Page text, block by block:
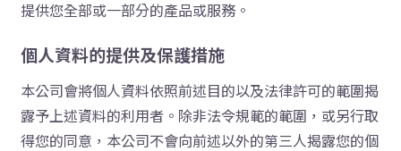
提供您全部或一部分的產品或服務。
個人資料的提供及保護措施
本公司會將個人資料依照前述目的以及法律許可的範圍揭
露予上述資料的利用者。除非法令規範的範圍，或另行取
得您的同意，本公司不會向前述以外的第三人揭露您的個